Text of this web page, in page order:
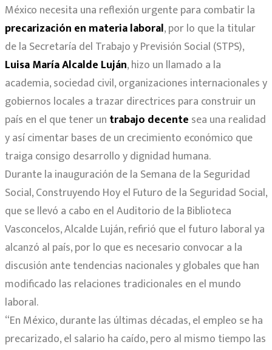
México necesita una reflexión urgente para combatir la
precarización en materia laboral, por lo que la titular
de la Secretaría del Trabajo y Previsión Social (STPS),
Luisa María Alcalde Luján, hizo un llamado a la
academia, sociedad civil, organizaciones internacionales y
gobiernos locales a trazar directrices para construir un
país en el que tener un trabajo decente sea una realidad
y así cimentar bases de un crecimiento económico que
traiga consigo desarrollo y dignidad humana.
Durante la inauguración de la Semana de la Seguridad
Social, Construyendo Hoy el Futuro de la Seguridad Social,
que se llevó a cabo en el Auditorio de la Biblioteca
Vasconcelos, Alcalde Luján, refirió que el futuro laboral ya
alcanzó al país, por lo que es necesario convocar a la
discusión ante tendencias nacionales y globales que han
modificado las relaciones tradicionales en el mundo
laboral.
“En México, durante las últimas décadas, el empleo se ha
precarizado, el salario ha caído, pero al mismo tiempo las